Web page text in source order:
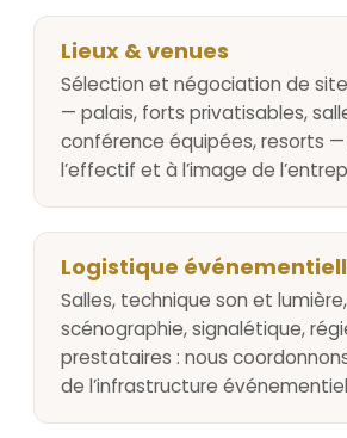
Lieux & venues
Sélection et négociation de
— palais, forts privatisables,
conférence équipées, resorts
l’effectif et à l’image de
Logistique
Salles, technique son et lumière,
scénographie, signalétique,
prestataires : nous
de l’infrastructure